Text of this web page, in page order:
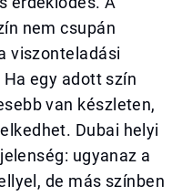
nem csupán
viszonteladási
egy adott szín
van készleten,
Dubai helyi
ugyanaz a
de más színben